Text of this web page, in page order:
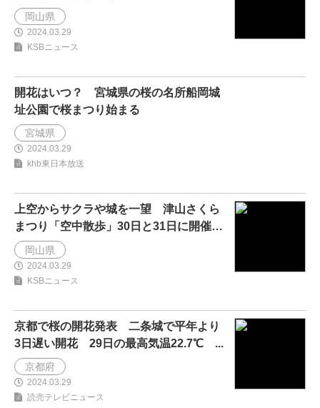
岡山県
2024.03.29
KSBニュース
開花はいつ？ 宮城県の桜の名所船岡城
址公園で桜まつり始まる
宮城県
2024.03.29
khb東日本放送
上空からサクラや城を一望 津山さくら
まつり「空中散歩」30日と31日に開催
岡山・津山市
岡山県
2024.03.29
KSBニュース
京都で桜の開花発表 二条城で平年より
3日遅い開花 29日の最高気温22.7℃ ...
京都府
2024.03.29
読売テレビニュース